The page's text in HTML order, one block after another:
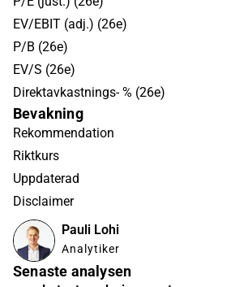
EV/EBIT (adj.) (26e)
P/B (26e)
EV/S (26e)
Direktavkastnings- % (26e)
Bevakning
Rekommendation
Riktkurs
Uppdaterad
Disclaimer
Pauli Lohi
Analytiker
Senaste analysen